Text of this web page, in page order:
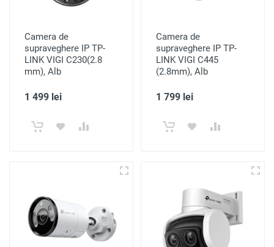
Camera de
supraveghere IP TP-
LINK VIGI C230(2.8
mm), Alb
1 499 lei
Camera de
supraveghere IP TP-
LINK VIGI C445
(2.8mm), Alb
1 799 lei